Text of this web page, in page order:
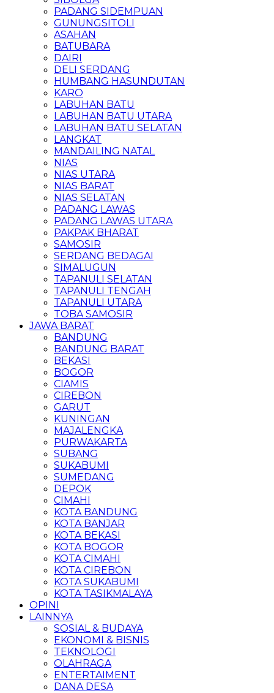
PADANG SIDEMPUAN
GUNUNGSITOLI
ASAHAN
BATUBARA
DAIRI
DELI SERDANG
HUMBANG HASUNDUTAN
KARO
LABUHAN BATU
LABUHAN BATU UTARA
LABUHAN BATU SELATAN
LANGKAT
MANDAILING NATAL
NIAS
NIAS UTARA
NIAS BARAT
NIAS SELATAN
PADANG LAWAS
PADANG LAWAS UTARA
PAKPAK BHARAT
SAMOSIR
SERDANG BEDAGAI
SIMALUGUN
TAPANULI SELATAN
TAPANULI TENGAH
TAPANULI UTARA
TOBA SAMOSIR
JAWA BARAT
BANDUNG
BANDUNG BARAT
BEKASI
BOGOR
CIAMIS
CIREBON
GARUT
KUNINGAN
MAJALENGKA
PURWAKARTA
SUBANG
SUKABUMI
SUMEDANG
DEPOK
CIMAHI
KOTA BANDUNG
KOTA BANJAR
KOTA BEKASI
KOTA BOGOR
KOTA CIMAHI
KOTA CIREBON
KOTA SUKABUMI
KOTA TASIKMALAYA
OPINI
LAINNYA
SOSIAL & BUDAYA
EKONOMI & BISNIS
TEKNOLOGI
OLAHRAGA
ENTERTAIMENT
DANA DESA